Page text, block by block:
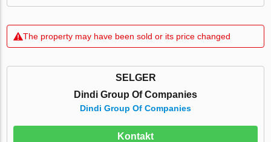
The property may have been sold or its price changed
SELGER
Dindi Group Of Companies
Dindi Group Of Companies
Kontakt